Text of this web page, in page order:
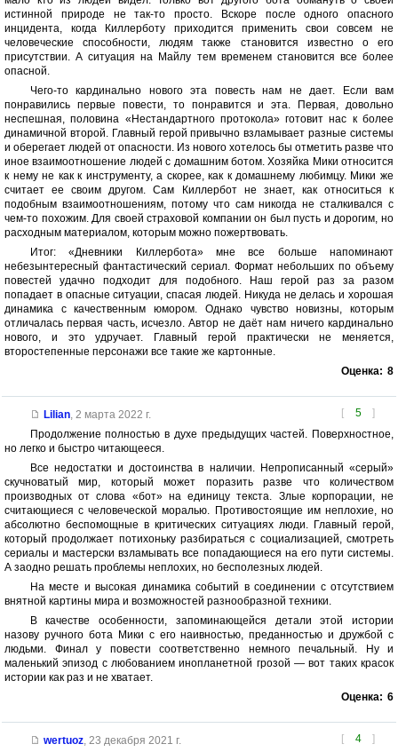
истинной природе не так-то просто. Вскоре после одного опасного
инцидента, когда Киллерботу приходится применить свои совсем не
человеческие способности, людям также становится известно о его
присутствии. А ситуация на Майлу тем временем становится все более
опасной.
Чего-то кардинально нового эта повесть нам не дает. Если вам
понравились первые повести, то понравится и эта. Первая, довольно
неспешная, половина «Нестандартного протокола» готовит нас к более
динамичной второй. Главный герой привычно взламывает разные системы
и оберегает людей от опасности. Из нового хотелось бы отметить разве что
иное взаимоотношение людей с домашним ботом. Хозяйка Мики относится
к нему не как к инструменту, а скорее, как к домашнему любимцу. Мики же
считает ее своим другом. Сам Киллербот не знает, как относиться к
подобным взаимоотношениям, потому что сам никогда не сталкивался с
чем-то похожим. Для своей страховой компании он был пусть и дорогим, но
расходным материалом, которым можно пожертвовать.
Итог: «Дневники Киллербота» мне все больше напоминают
небезынтересный фантастический сериал. Формат небольших по объему
повестей удачно подходит для подобного. Наш герой раз за разом
попадает в опасные ситуации, спасая людей. Никуда не делась и хорошая
динамика с качественным юмором. Однако чувство новизны, которым
отличалась первая часть, исчезло. Автор не даёт нам ничего кардинально
нового, и это удручает. Главный герой практически не меняется,
второстепенные персонажи все такие же картонные.
Оценка: 8
[ 5 ]
Lilian, 2 марта 2022 г.
Продолжение полностью в духе предыдущих частей. Поверхностное,
но легко и быстро читающееся.
Все недостатки и достоинства в наличии. Непрописанный «серый»
скучноватый мир, который может поразить разве что количеством
производных от слова «бот» на единицу текста. Злые корпорации, не
считающиеся с человеческой моралью. Противостоящие им неплохие, но
абсолютно беспомощные в критических ситуациях люди. Главный герой,
который продолжает потихоньку разбираться с социализацией, смотреть
сериалы и мастерски взламывать все попадающиеся на его пути системы.
А заодно решать проблемы неплохих, но бесполезных людей.
На месте и высокая динамика событий в соединении с отсутствием
внятной картины мира и возможностей разнообразной техники.
В качестве особенности, запоминающейся детали этой истории
назову ручного бота Мики с его наивностью, преданностью и дружбой с
людьми. Финал у повести соответственно немного печальный. Ну и
маленький эпизод с любованием инопланетной грозой — вот таких красок
истории как раз и не хватает.
Оценка: 6
[ 4 ]
wertuoz, 23 декабря 2021 г.